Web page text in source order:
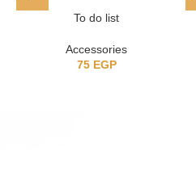
To do list
Accessories
75 EGP